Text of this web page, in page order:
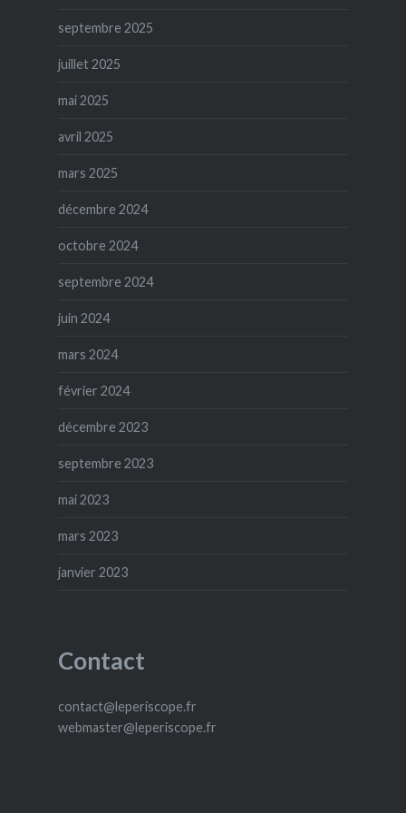
septembre 2025
juillet 2025
mai 2025
avril 2025
mars 2025
décembre 2024
octobre 2024
septembre 2024
juin 2024
mars 2024
février 2024
décembre 2023
septembre 2023
mai 2023
mars 2023
janvier 2023
Contact
contact@leperiscope.fr
webmaster@leperiscope.fr